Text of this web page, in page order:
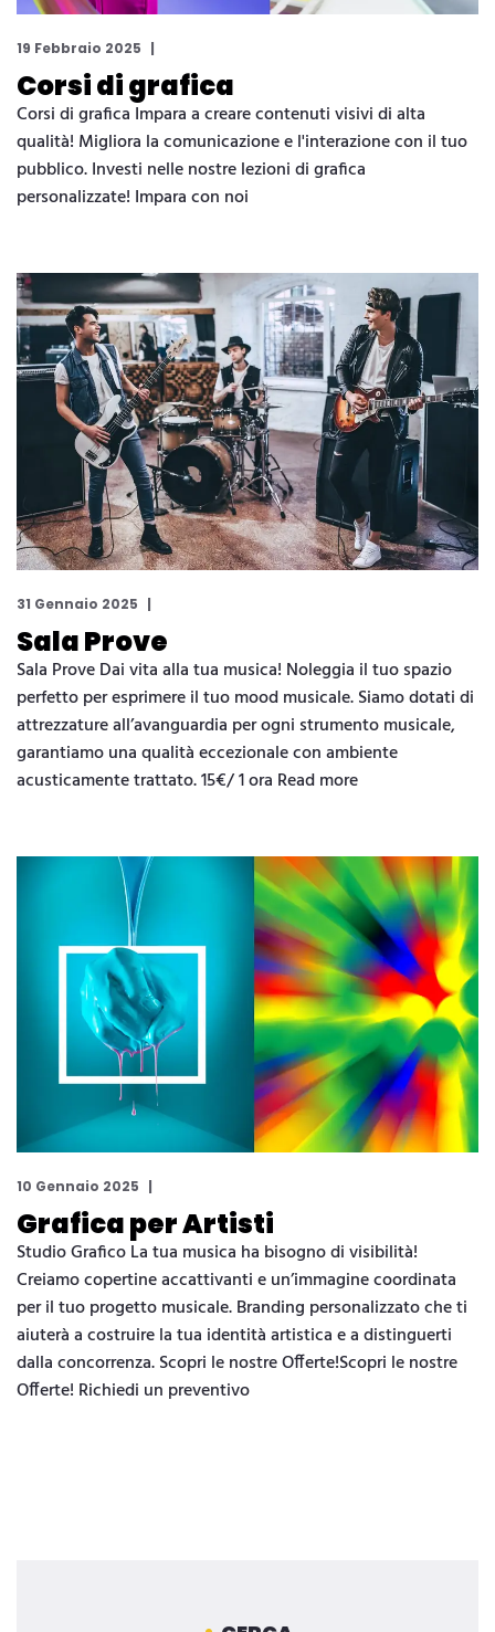
19 Febbraio 2025
Corsi di grafica
Corsi di grafica Impara a creare contenuti visivi di alta
qualità! Migliora la comunicazione e l'interazione con il tuo
pubblico. Investi nelle nostre lezioni di grafica
personalizzate! Impara con noi
31 Gennaio 2025
Sala Prove
Sala Prove Dai vita alla tua musica! Noleggia il tuo spazio
perfetto per esprimere il tuo mood musicale. Siamo dotati di
attrezzature all’avanguardia per ogni strumento musicale,
garantiamo una qualità eccezionale con ambiente
acusticamente trattato. 15€/ 1 ora Read more
10 Gennaio 2025
Grafica per Artisti
Studio Grafico La tua musica ha bisogno di visibilità!
Creiamo copertine accattivanti e un’immagine coordinata
per il tuo progetto musicale. Branding personalizzato che ti
aiuterà a costruire la tua identità artistica e a distinguerti
dalla concorrenza. Scopri le nostre Offerte!Scopri le nostre
Offerte! Richiedi un preventivo